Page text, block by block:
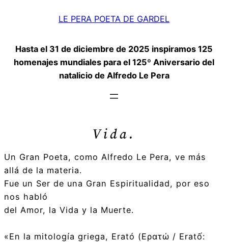
LE PERA POETA DE GARDEL
Hasta el 31 de diciembre de 2025 inspiramos 125
homenajes mundiales para el 125º Aniversario del
natalicio de Alfredo Le Pera
Vida.
Un Gran Poeta, como Alfredo Le Pera, ve más
allá de la materia.
Fue un Ser de una Gran Espiritualidad, por eso
nos habló
del Amor, la Vida y la Muerte.
«En la mitología griega, Erató (Ερατώ / Eratố: